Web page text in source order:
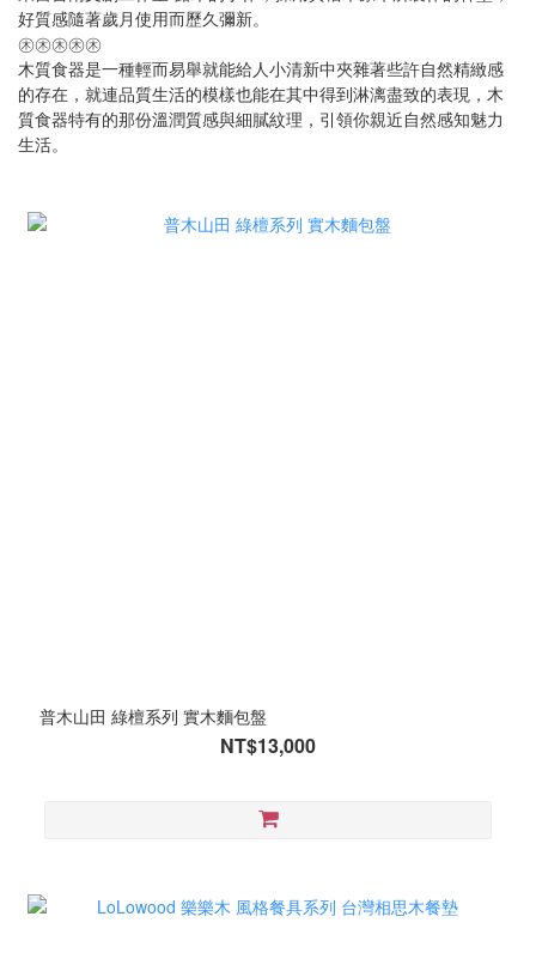
好質感隨著歲月使用而歷久彌新。
㊍㊍㊍㊍㊍
木質食器是一種輕而易舉就能給人小清新中夾雜著些許自然精緻感
的存在，就連品質生活的模樣也能在其中得到淋漓盡致的表現，木
質食器特有的那份溫潤質感與細膩紋理，引領你親近自然感知魅力
生活。
普木山田 綠檀系列 實木麵包盤
NT$13,000